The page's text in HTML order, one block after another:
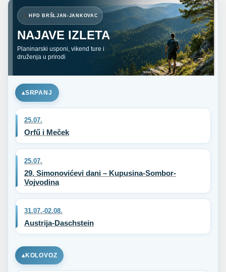
HPD BRŠLJAN-JANKOVAC
NAJAVE IZLETA
Planinarski usponi, vikend ture i
druženja u prirodi
SRPANJ
25.07.
Orfű i Meček
25.07.
29. Simonovićevi dani – Kupusina-Sombor-
Vojvodina
31.07.-02.08.
Austrija-Daschstein
KOLOVOZ